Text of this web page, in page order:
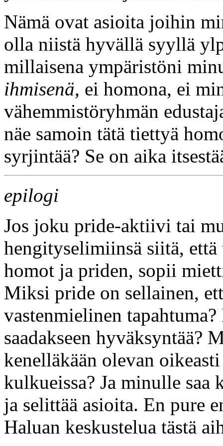
Nämä ovat asioita joihin
olla niistä hyvällä syyllä
millaisena ympäristöni
ihmisenä, ei homona, ei
vähemmistöryhmän
näe samoin tätä tiettyä
syrjintää? Se on aika
epilogi
Jos joku pride-aktiivi tai
hengityselimiinsä siitä, että
homot ja priden, sopii
Miksi pride on sellainen,
vastenmielinen
saadakseen hyväksyntää?
kenelläkään olevan
kulkueissa? Ja minulle saa
ja selittää asioita. En pure
Haluan keskustelua tästä